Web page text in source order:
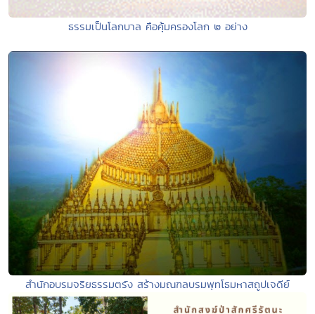
ธรรมเป็นโลกบาล คือคุ้มครองโลก ๒ อย่าง
สำนักอบรมจริยธรรมตรัง สร้างมณฑลบรมพุทโธมหาสถูปเจดีย์